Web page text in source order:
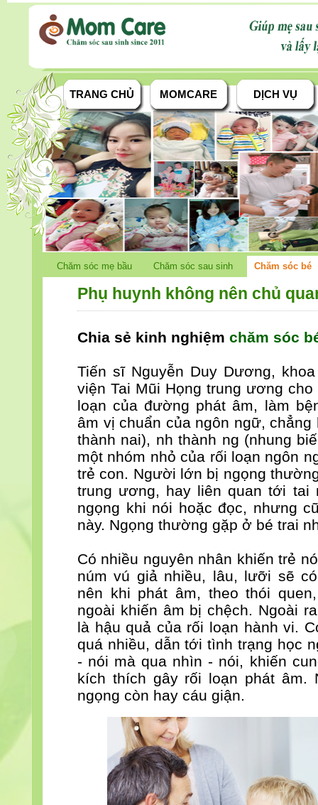
TRANG CHỦ MOMCARE DỊCH VỤ
Chăm sóc mẹ bầu Chăm sóc sau sinh Chăm sóc bé
Phụ huynh không nên chủ
Chia sẻ kinh nghiệm chăm sóc
Tiến sĩ Nguyễn Duy Dương,
viện Tai Mũi Họng trung ương
loạn của đường phát âm, làm
âm vị chuẩn của ngôn ngữ,
thành nai), nh thành ng (nhung
một nhóm nhỏ của rối loạn ngôn
trẻ con. Người lớn bị ngọng
trung ương, hay liên quan tới tai
ngọng khi nói hoặc đọc, nhưng
này. Ngọng thường gặp ở bé trai
Có nhiều nguyên nhân khiến trẻ
núm vú giả nhiều, lâu, lưỡi sẽ
nên khi phát âm, theo thói
ngoài khiến âm bị chệch. Ngoài
là hậu quả của rối loạn hành vi.
quá nhiều, dẫn tới tình trạng học
- nói mà qua nhìn - nói, khiến
kích thích gây rối loạn phát âm.
ngọng còn hay cáu giận.